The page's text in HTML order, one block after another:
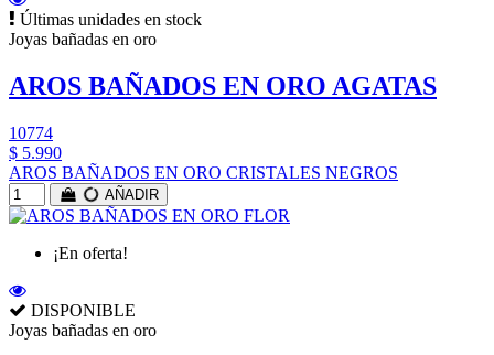
Últimas unidades en stock
Joyas bañadas en oro
AROS BAÑADOS EN ORO AGATAS
10774
$ 5.990
AROS BAÑADOS EN ORO CRISTALES NEGROS
AÑADIR
¡En oferta!
DISPONIBLE
Joyas bañadas en oro